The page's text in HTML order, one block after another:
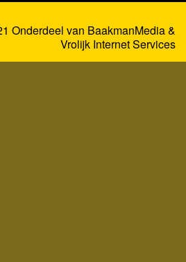
Onderdeel van BaakmanMedia&
Vrolijk Internet Services